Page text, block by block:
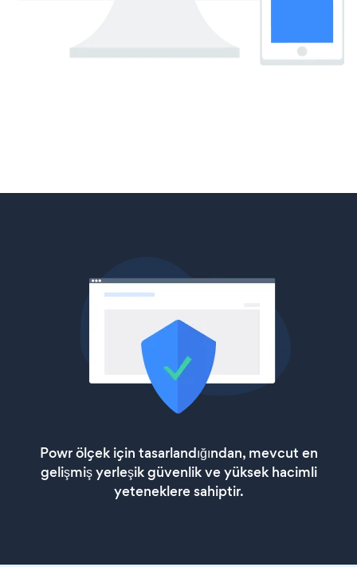
Powr ölçek için tasarlandığından, mevcut en
gelişmiş yerleşik güvenlik ve yüksek hacimli
yeteneklere sahiptir.